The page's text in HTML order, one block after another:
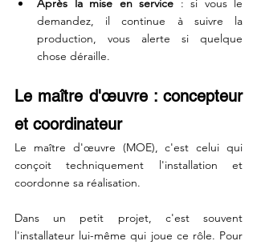
Après la mise en service : si vous le
demandez, il continue à suivre la
production, vous alerte si quelque
chose déraille.
Le maître d'œuvre : concepteur
et coordinateur
Le maître d'œuvre (MOE), c'est celui qui
conçoit techniquement l'installation et
coordonne sa réalisation.
Dans un petit projet, c'est souvent
l'installateur lui-même qui joue ce rôle. Pour